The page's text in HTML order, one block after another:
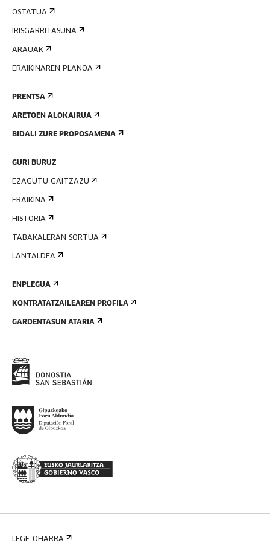
OSTATUA
IRISGARRITASUNA
ARAUAK
ERAIKINAREN PLANOA
PRENTSA
ARETOEN ALOKAIRUA
BIDALI ZURE PROPOSAMENA
GURI BURUZ
EZAGUTU GAITZAZU
ERAIKINA
HISTORIA
TABAKALERAN SORTUA
LANTALDEA
ENPLEGUA
KONTRATATZAILEAREN PROFILA
GARDENTASUN ATARIA
LEGE-OHARRA